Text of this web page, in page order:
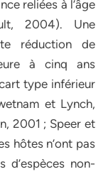
reliées à l’âge
2004). Une
réduction de
à cinq ans
type inférieur
et Lynch,
2001 ; Speer et
hôtes n’ont pas
d’espèces non-